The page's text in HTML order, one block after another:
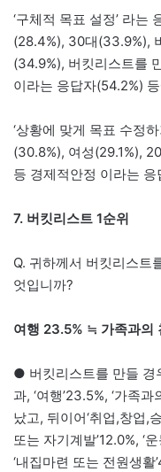
‘구체적 목표 설정’ 라는
(28.4%), 30대(33.9%),
(34.9%), 버킷리스트를
이라는 응답자(54.2%)
‘상황에 맞게 목표 수정
(30.8%), 여성(29.1%),
등 경제적안정 이라는
7. 버킷리스트 1순위
Q. 귀하께서 버킷리스트
엇입니까?
여행 23.5% ≒ 가족과의
● 버킷리스트를 만들 경
과, ‘여행’23.5%, ‘가족
났고, 뒤이어‘취업,창업,
또는 자기계발’12.0%, ‘
‘내집마련 또는 전원생활